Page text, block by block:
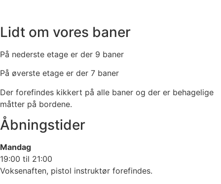
Lidt om vores baner
På nederste etage er der 9 baner
På øverste etage er der 7 baner
Der forefindes kikkert på alle baner og der er behagelige
måtter på bordene.
Åbningstider
Mandag
19:00 til 21:00
Voksenaften, pistol instruktør forefindes.